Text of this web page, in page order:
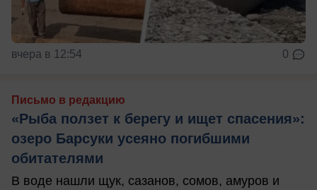
вчера в 12:54 0
Письмо в редакцию
«Рыба ползет к берегу и ищет спасения»:
озеро Барсуки усеяно погибшими
обитателями
В воде нашли щук, сазанов, сомов, амуров и